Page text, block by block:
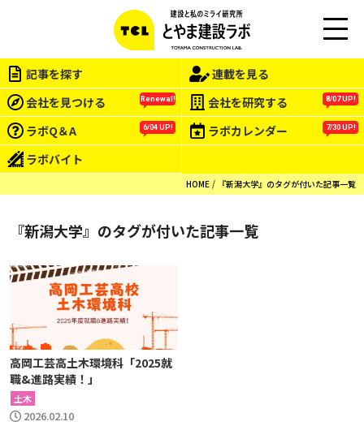
EN
記事を探す
連載を見る
会社を見つける
Renewal! 会社を研究する 8/07 UP!
ラボQ＆A 6/04 UP! ラボカレンダー 7/30 UP!
ラボバイト
HOME 『新潟大学』のタグが付いた記事一覧
『新潟大学』のタグが付いた記事一覧
高岡工芸高土木環境科「2025就
職&進路実績！」
土木
2026.02.10